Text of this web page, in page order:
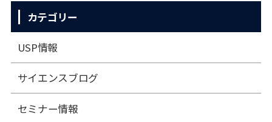
カテゴリー
USP情報
サイエンスブログ
セミナー情報